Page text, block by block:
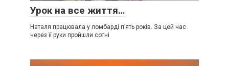
Урок на все життя…
Наталя працювала у ломбарді п’ять років. За цей час
через її руки пройшли сотні